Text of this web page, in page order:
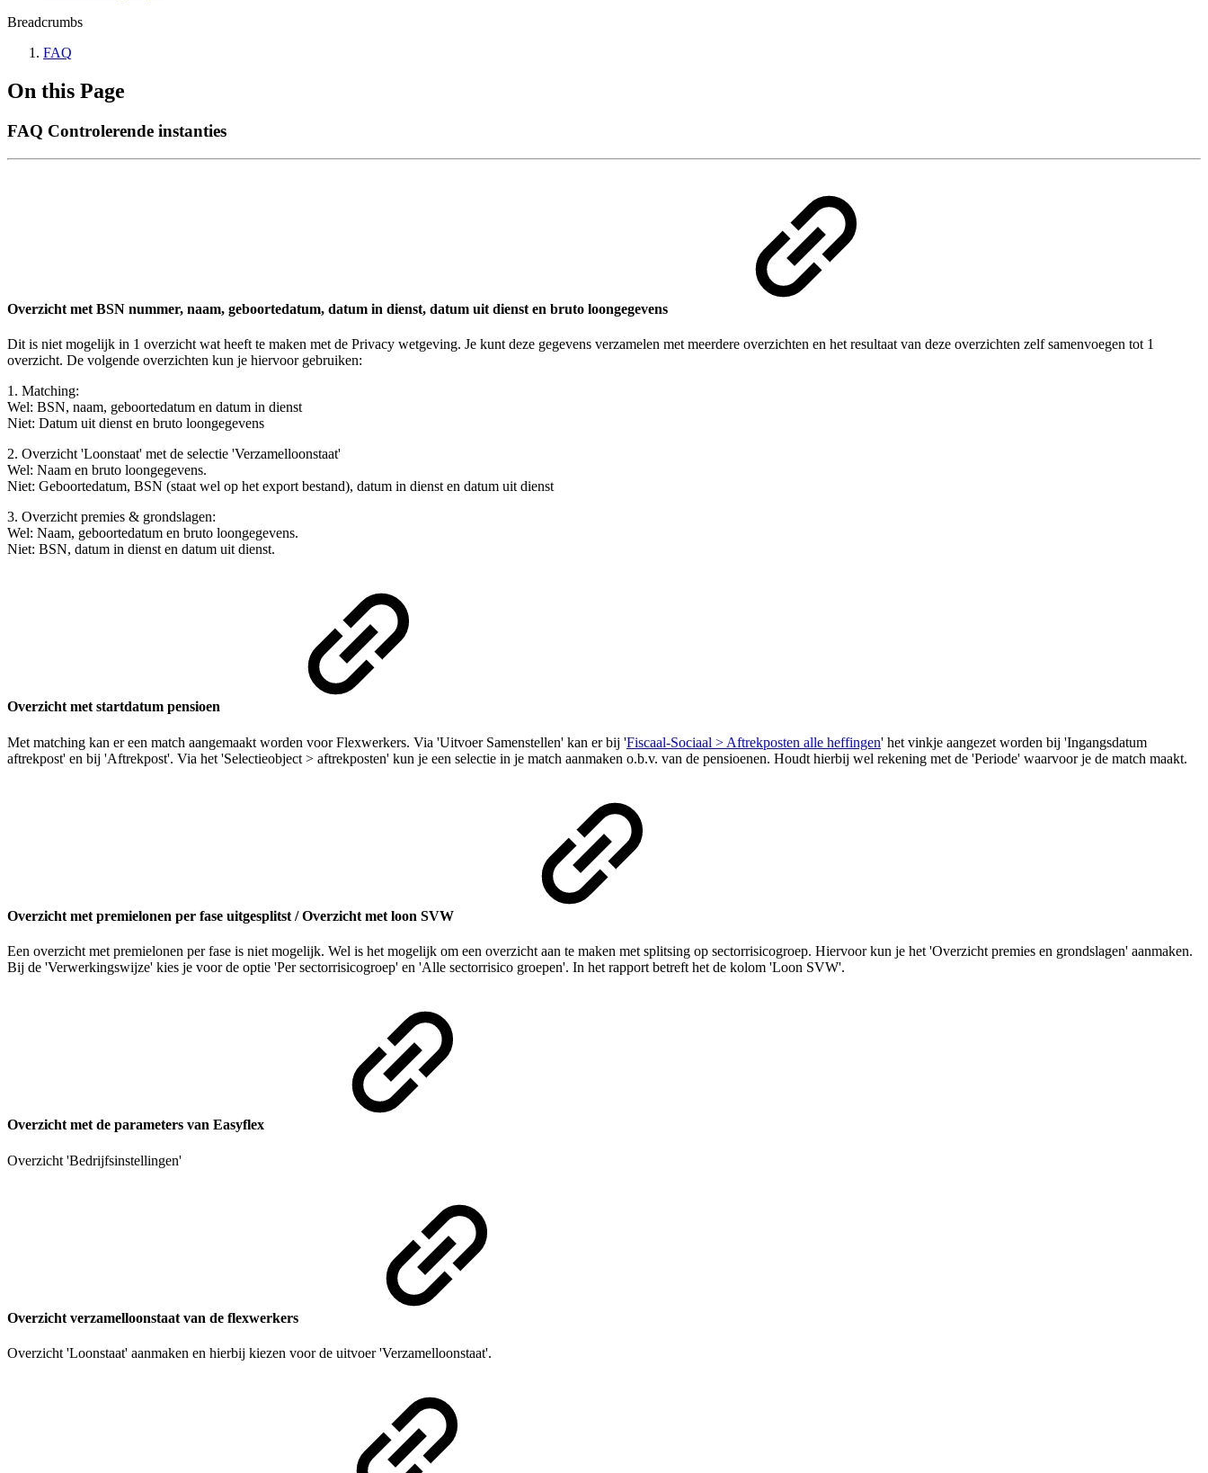
Breadcrumbs
FAQ
On this Page
FAQ Controlerende instanties
Overzicht met BSN nummer, naam, geboortedatum, datum in dienst, datum uit dienst en bruto loongegevens
Dit is niet mogelijk in 1 overzicht wat heeft te maken met de Privacy wetgeving. Je kunt deze gegevens verzamelen met meerdere overzichten en het resultaat van deze overzichten zelf samenvoegen tot 1
overzicht. De volgende overzichten kun je hiervoor gebruiken:
1. Matching:
Wel: BSN, naam, geboortedatum en datum in dienst
Niet: Datum uit dienst en bruto loongegevens
2. Overzicht 'Loonstaat' met de selectie 'Verzamelloonstaat'
Wel: Naam en bruto loongegevens.
Niet: Geboortedatum, BSN (staat wel op het export bestand), datum in dienst en datum uit dienst
3. Overzicht premies & grondslagen:
Wel: Naam, geboortedatum en bruto loongegevens.
Niet: BSN, datum in dienst en datum uit dienst.
Overzicht met startdatum pensioen
Met matching kan er een match aangemaakt worden voor Flexwerkers. Via 'Uitvoer Samenstellen' kan er bij 'Fiscaal-Sociaal > Aftrekposten alle heffingen' het vinkje aangezet worden bij 'Ingangsdatum
aftrekpost' en bij 'Aftrekpost'. Via het 'Selectieobject > aftrekposten' kun je een selectie in je match aanmaken o.b.v. van de pensioenen. Houdt hierbij wel rekening met de 'Periode' waarvoor je de match maakt.
Overzicht met premielonen per fase uitgesplitst / Overzicht met loon SVW
Een overzicht met premielonen per fase is niet mogelijk. Wel is het mogelijk om een overzicht aan te maken met splitsing op sectorrisicogroep. Hiervoor kun je het 'Overzicht premies en grondslagen' aanmaken.
Bij de 'Verwerkingswijze' kies je voor de optie 'Per sectorrisicogroep' en 'Alle sectorrisico groepen'. In het rapport betreft het de kolom 'Loon SVW'.
Overzicht met de parameters van Easyflex
Overzicht 'Bedrijfsinstellingen'
Overzicht verzamelloonstaat van de flexwerkers
Overzicht 'Loonstaat' aanmaken en hierbij kiezen voor de uitvoer 'Verzamelloonstaat'.